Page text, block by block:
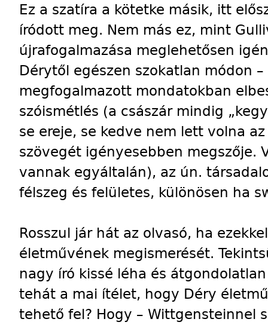
Ez a szatíra a kötetke másik, itt
íródott meg. Nem más ez, mint
újrafogalmazása meglehetősen
Dérytől egészen szokatlan módon
megfogalmazott mondatokban
szóismétlés (a császár mindig
se ereje, se kedve nem lett volna
szövegét igényesebben megszője.
vannak egyáltalán), az ún.
félszeg és felületes, különösen ha
Rosszul jár hát az olvasó, ha
életművének megismerését.
nagy író kissé léha és
tehát a mai ítélet, hogy Déry
tehető fel? Hogy – Wittgensteinnel